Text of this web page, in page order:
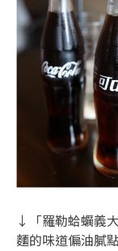
↓「羅勒蛤蠣義
麵的味道偏油膩